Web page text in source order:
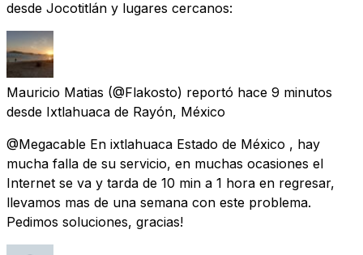
desde Jocotitlán y lugares cercanos:
Mauricio Matias (@Flakosto) reportó hace 9 minutos
desde Ixtlahuaca de Rayón, México
@Megacable En ixtlahuaca Estado de México , hay
mucha falla de su servicio, en muchas ocasiones el
Internet se va y tarda de 10 min a 1 hora en regresar,
llevamos mas de una semana con este problema.
Pedimos soluciones, gracias!